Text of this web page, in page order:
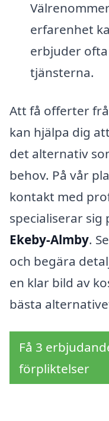
erfarenhet
erbjuder
tjänsterna.
Att få offerter
kan hjälpa dig
det alternativ
behov. På vår
kontakt med
specialiserar sig
Ekeby-Almby.
och begära
en klar bild av
bästa
Få 3
förpliktelser